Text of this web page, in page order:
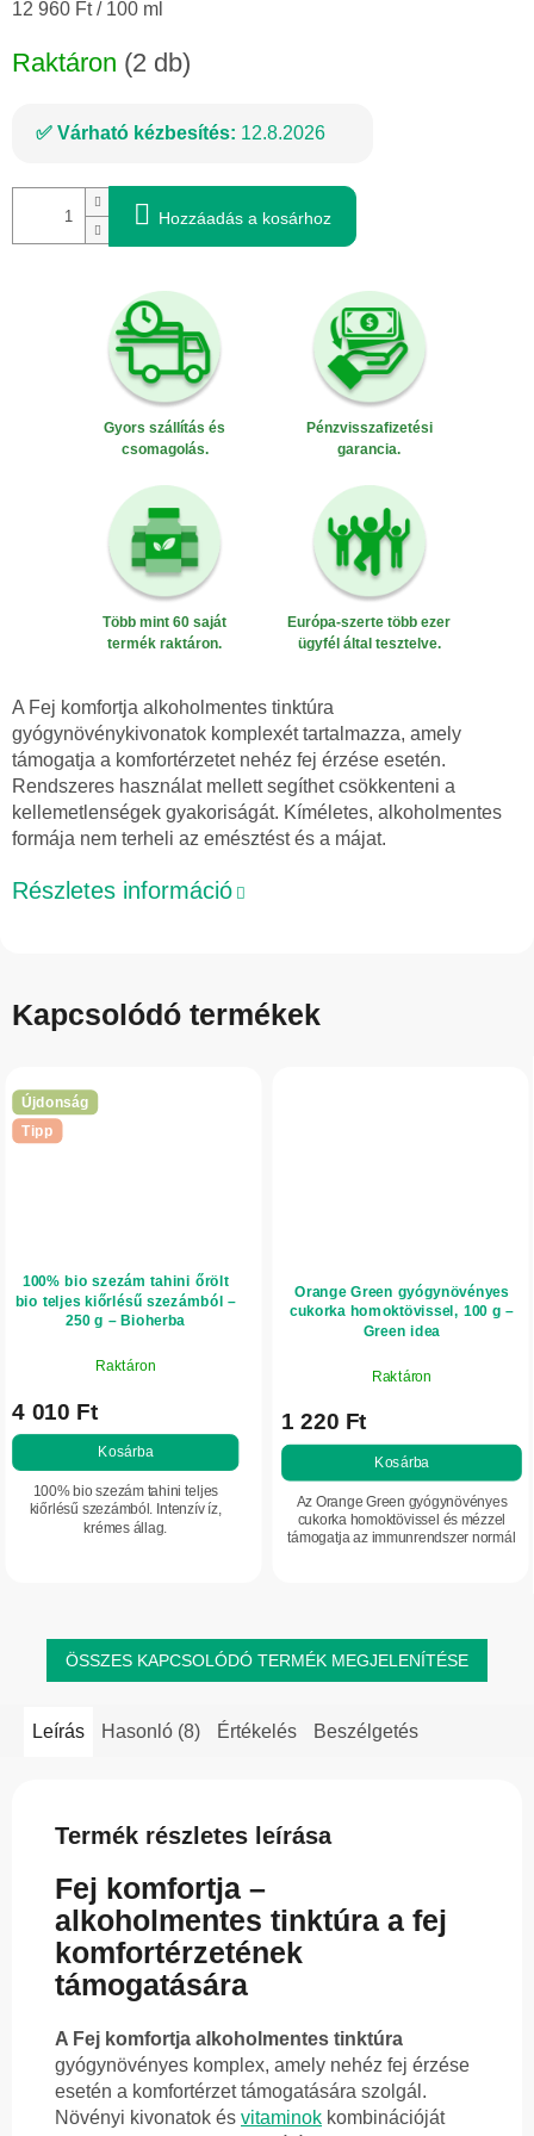
Egységár:
12 960 Ft / 100 ml
Raktáron (2 db)
Várható kézbesítés: 12.8.2026
Hozzáadás a kosárhoz
Gyors szállítás és
csomagolás.
Pénzvisszafizetési
garancia.
Több mint 60 saját
termék raktáron.
Európa-szerte több ezer
ügyfél által tesztelve.
A Fej komfortja alkoholmentes tinktúra
gyógynövénykivonatok komplexét tartalmazza, amely
támogatja a komfortérzetet nehéz fej érzése esetén.
Rendszeres használat mellett segíthet csökkenteni a
kellemetlenségek gyakoriságát. Kíméletes, alkoholmentes
formája nem terheli az emésztést és a májat.
Részletes információ
Kapcsolódó termékek
Újdonság
Tipp
100% bio szezám tahini őrölt
bio teljes kiőrlésű szezámból –
250 g – Bioherba
Raktáron
4 010 Ft
Kosárba
100% bio szezám tahini teljes
kiőrlésű szezámból. Intenzív íz,
krémes állag.
Orange Green gyógynövényes
cukorka homoktövissel, 100 g –
Green idea
Raktáron
1 220 Ft
Kosárba
Az Orange Green gyógynövényes
cukorka homoktövissel és mézzel
támogatja az immunrendszer normál
ÖSSZES KAPCSOLÓDÓ TERMÉK MEGJELENÍTÉSE
Leírás Hasonló (8) Értékelés Beszélgetés
Termék részletes leírása
Fej komfortja –
alkoholmentes tinktúra a fej
komfortérzetének
támogatására
A Fej komfortja alkoholmentes tinktúra
gyógynövényes komplex, amely nehéz fej érzése
esetén a komfortérzet támogatására szolgál.
Növényi kivonatok és vitaminok kombinációját